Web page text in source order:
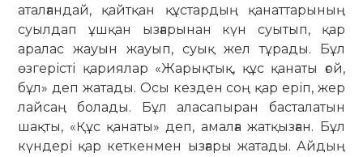
аталғандай, қайтқан құстардың қанаттарының
суылдап ұшқан ызғарынан күн суытып, қар
аралас жауын жауып, суық жел тұрады. Бұл
өзгерісті қариялар «Жарықтық, құс қанаты ғой,
бұл» деп жатады. Осы кезден соң қар еріп, жер
лайсаң болады. Бұл аласапыран басталатын
шақты, «Құс қанаты» деп, амалға жатқызған. Бұл
күндері қар кеткенмен ызғары жатады. Айдың